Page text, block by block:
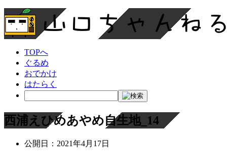
TOPへ
ぐるめ
おでかけ
はたらく
西浦えひめあやめ自生地_14
公開日： 2021年4月17日